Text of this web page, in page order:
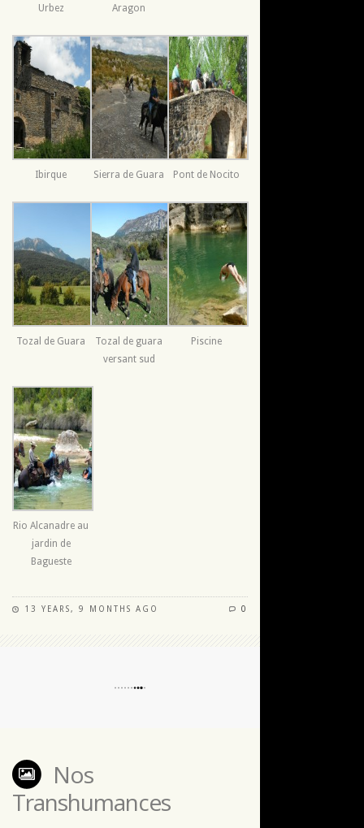
Urbez Aragon
Ibirque Sierra de Guara Pont de Nocito
Tozal de Guara
Tozal de guara
versant sud
Piscine
Rio Alcanadre au
jardin de
Bagueste
13 YEARS, 9 MONTHS AGO 0
Nos
Transhumances